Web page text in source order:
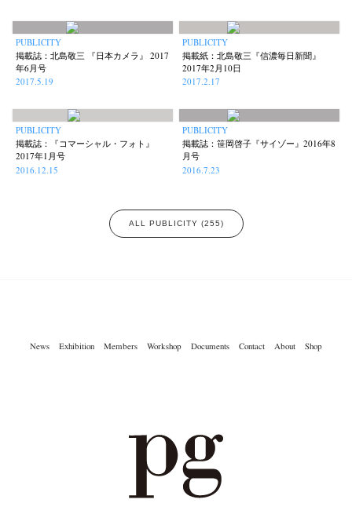
PUBLICITY
掲載誌：北島敬三 『日本カメラ』 2017
年6月号
2017.5.19
PUBLICITY
掲載紙：北島敬三『信濃毎日新聞』
2017年2月10日
2017.2.17
PUBLICITY
掲載誌：『コマーシャル・フォト』
2017年1月号
2016.12.15
PUBLICITY
掲載誌：笹岡啓子『サイゾー』2016年8
月号
2016.7.23
ALL PUBLICITY (255)
News Exhibition Members Workshop Documents Contact About Shop